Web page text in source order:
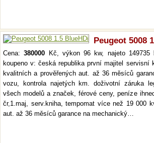
Peugeot 5008
Cena:380000 Kč, výkon 96 kw, najeto 149735
koupeno v: česká republika první majitel servisní
kvalitních a prověřených aut. až 36 měsíců
vozu, kontrola najetých km. doživotní záruka
všech modelů a značek, férové ceny, peníze
čr,1.maj, serv.kniha, tempomat více než 19 000
aut. až 36 měsíců garance na mechanický…